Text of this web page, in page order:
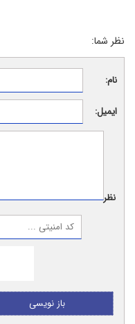
نظر شما:
نام:
ایمیل:
نظر:
باز نویسی